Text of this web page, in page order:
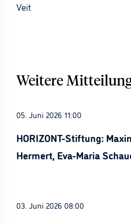
Veit
Weitere
05. Juni 2026 11:00
HORIZONT-Stiftung:
Hermert, Eva-Maria
03. Juni 2026 08:00